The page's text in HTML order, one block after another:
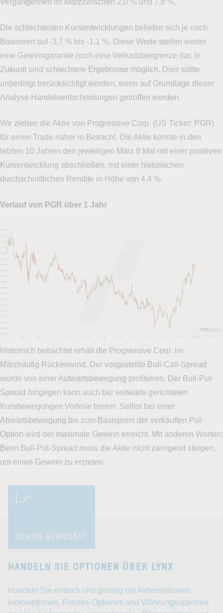
Vergangenheit im Märzzwischen 2,0 % und 7,8 %.
Die schlechtesten Kursentwicklungen beliefen sich je nach
Basiswert auf -3,7 % bis -1,1 %. Diese Werte stellen weder
eine Gewinngarantie noch eine Verlustobergrenze dar. In
Zukunft sind schlechtere Ergebnisse möglich. Dies sollte
unbedingt berücksichtigt werden, wenn auf Grundlage dieser
Analyse Handelsentscheidungen getroffen werden.
Wir ziehen die Aktie von Progressive Corp. (US Ticker: PGR)
für einen Trade näher in Betracht. Die Aktie konnte in den
letzten 10 Jahren den jeweiligen März 8 Mal mit einer positiven
Kursentwicklung abschließen, mit einer historischen
durchschnittlichen Rendite in Höhe von 4,4 %.
Verlauf von PGR über 1 Jahr
Historisch betrachtet erhält die Progressive Corp. im
Märzhäufig Rückenwind. Der vorgestellte Bull-Call-Spread
würde von einer Aufwärtsbewegung profitieren. Der Bull-Put-
Spread hingegen kann auch bei seitwärts gerichteten
Kursbewegungen Vorteile bieten. Selbst bei einer
Abwärtsbewegung bis zum Basispreis der verkauften Put-
Option wird der maximale Gewinn erreicht. Mit anderen Worten:
Beim Bull-Put-Spread muss die Aktie nicht zwingend steigen,
um einen Gewinn zu erzielen.
SCHON GEWUSST?
HANDELN SIE OPTIONEN ÜBER LYNX
Handeln Sie einfach und günstig mit Aktienoptionen,
Indexoptionen, Futures-Optionen und Währungsoptionen